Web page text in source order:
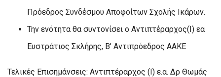
Πρόεδρος Συνδέσμου Αποφοίτων Σχολής Ικάρων.
Την ενότητα θα συντονίσει ο Αντιπτέραρχος(Ι) εα
Ευστράτιος Σκλήρης, Β’ Αντιπρόεδρος ΑΑΚΕ
Τελικές Επισημάνσεις: Αντιπτέραρχος (Ι) ε.α. Δρ Θωµάς